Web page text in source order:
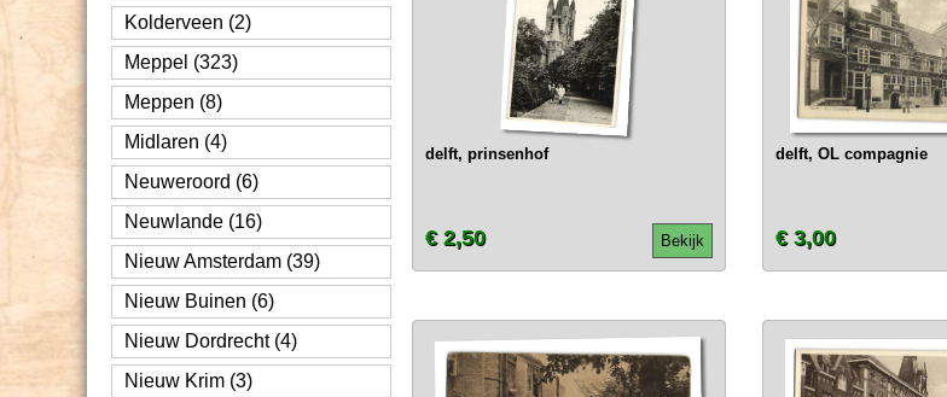
Kolderveen (2)
Meppel (323)
Meppen (8)
Midlaren (4)
Neuweroord (6)
Neuwlande (16)
Nieuw Amsterdam (39)
Nieuw Buinen (6)
Nieuw Dordrecht (4)
Nieuw Krim (3)
delft, prinsenhof
Bekijk
€ 2,50
delft, OL compagnie
€ 3,00